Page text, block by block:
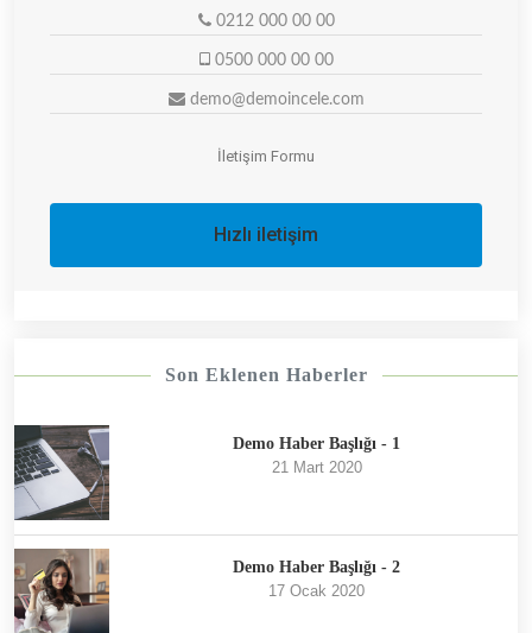
0212 000 00 00
0500 000 00 00
demo@demoincele.com
İletişim Formu
Hızlı iletişim
Son Eklenen Haberler
Demo Haber Başlığı - 1
21 Mart 2020
Demo Haber Başlığı - 2
17 Ocak 2020